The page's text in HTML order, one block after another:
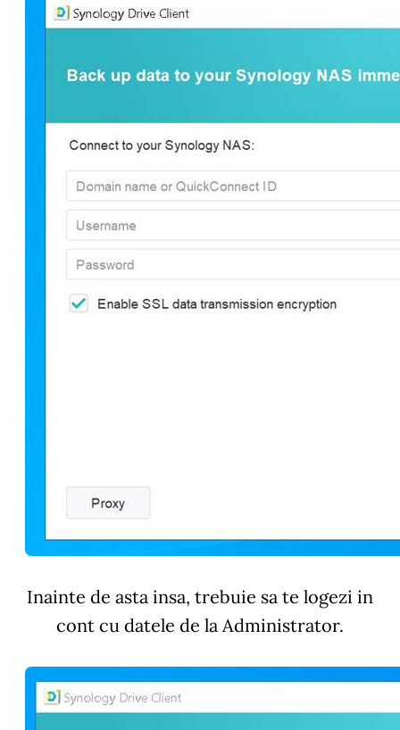
Inainte de asta insa, trebuie sa te logezi in
cont cu datele de la Administrator.